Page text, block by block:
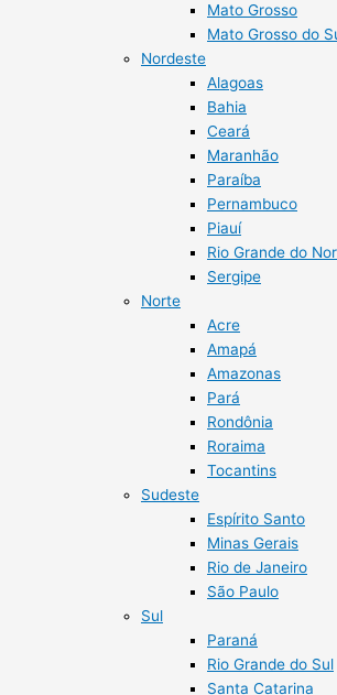
Mato Grosso
Mato Grosso do
Nordeste
Alagoas
Bahia
Ceará
Maranhão
Paraíba
Pernambuco
Piauí
Rio Grande do
Sergipe
Norte
Acre
Amapá
Amazonas
Pará
Rondônia
Roraima
Tocantins
Sudeste
Espírito Santo
Minas Gerais
Rio de Janeiro
São Paulo
Sul
Paraná
Rio Grande do Sul
Santa Catarina